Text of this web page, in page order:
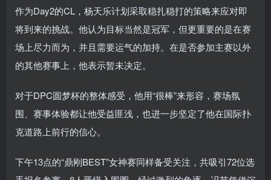
作为Day2的CL，杨天乐计划采取稳扎稳打的策略来应对即
将到来的挑战。他认为目标当然是冠军，但更重要的是在赛
场上尽力而为，并且需要运气的加持。在是否参加主赛以外
的其他赛事上，他表示暂未决定。
对于DPC圆梦杯的整体感受，他用“很棒”来形容，赛场氛
围、赛事体验都让他受益匪浅，也进一步坚定了他在国际扑
克道路上前行的信心。
下午13点的“鼎刚BEST”女神赛同样备受关注，共吸引72位选